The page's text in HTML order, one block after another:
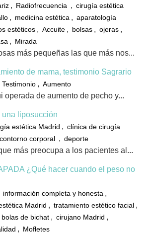
, Radiofrecuencia , cirugía estética
, medicina estética , aparatología
estéticos , Accuite , bolsas , ojeras ,
, Mirada
más pequeñas las que más nos...
de mama, testimonio Sagrario
Testimonio , Aumento
operada de aumento de pecho y...
una liposucción
estética Madrid , clínica de cirugía
corporal , deporte
más preocupa a los pacientes al...
¿Qué hacer cuando el peso no
información completa y honesta ,
Madrid , tratamiento estético facial ,
bolas de bichat , cirujano Madrid ,
, Mofletes